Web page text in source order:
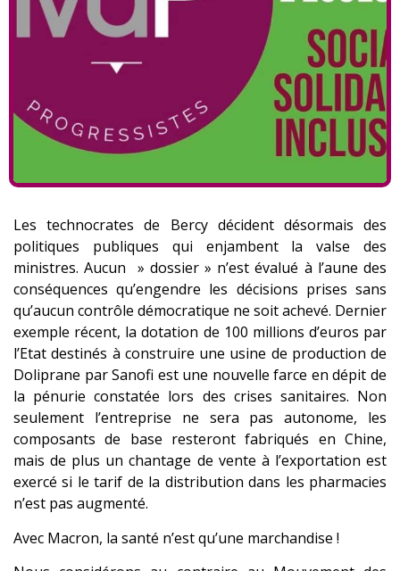
Les technocrates de Bercy décident désormais des
politiques publiques qui enjambent la valse des
ministres. Aucun » dossier » n’est évalué à l’aune des
conséquences qu’engendre les décisions prises sans
qu’aucun contrôle démocratique ne soit achevé. Dernier
exemple récent, la dotation de 100 millions d’euros par
l’Etat destinés à construire une usine de production de
Doliprane par Sanofi est une nouvelle farce en dépit de
la pénurie constatée lors des crises sanitaires. Non
seulement l’entreprise ne sera pas autonome, les
composants de base resteront fabriqués en Chine,
mais de plus un chantage de vente à l’exportation est
exercé si le tarif de la distribution dans les pharmacies
n’est pas augmenté.
Avec Macron, la santé n’est qu’une marchandise !